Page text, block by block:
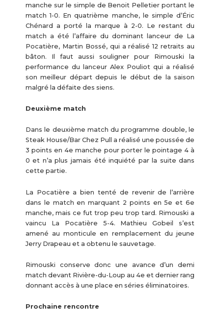
manche sur le simple de Benoit Pelletier portant le
match 1-0. En quatrième manche, le simple d’Éric
Chénard a porté la marque à 2-0. Le restant du
match a été l’affaire du dominant lanceur de La
Pocatière, Martin Bossé, qui a réalisé 12 retraits au
bâton. Il faut aussi souligner pour Rimouski la
performance du lanceur Alex Pouliot qui a réalisé
son meilleur départ depuis le début de la saison
malgré la défaite des siens.
Deuxième match
Dans le deuxième match du programme double, le
Steak House/Bar Chez Pull a réalisé une poussée de
3 points en 4e manche pour porter le pointage 4 à
0 et n’a plus jamais été inquiété par la suite dans
cette partie.
La Pocatière a bien tenté de revenir de l’arrière
dans le match en marquant 2 points en 5e et 6e
manche, mais ce fut trop peu trop tard. Rimouski a
vaincu La Pocatière 5-4. Mathieu Gobeil s’est
amené au monticule en remplacement du jeune
Jerry Drapeau et a obtenu le sauvetage.
Rimouski conserve donc une avance d’un demi
match devant Rivière-du-Loup au 4e et dernier rang
donnant accès à une place en séries éliminatoires.
Prochaine rencontre